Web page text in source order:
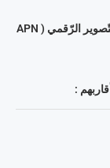
هاتف Galaxy S7 يمكن أن يكون مزوّدا بكاميرتين للتّصوير الرّقمي ( APN
: